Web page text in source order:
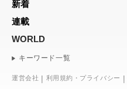
新着
連載
WORLD
キーワード一覧
運営会社 利用規約・プライバシー